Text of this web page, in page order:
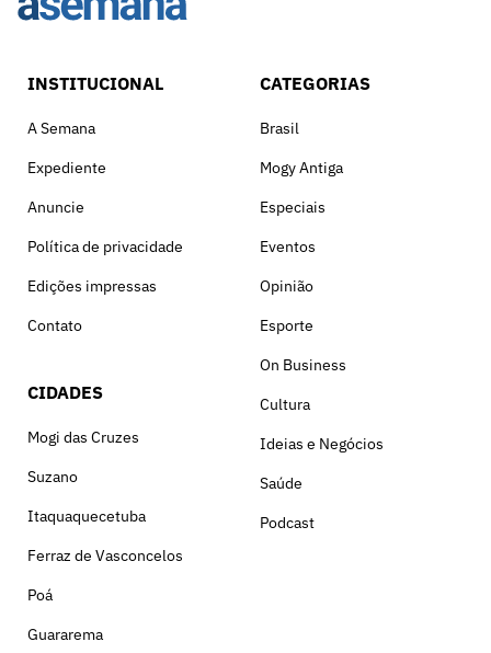
INSTITUCIONAL
A Semana
Expediente
Anuncie
Política de privacidade
Edições impressas
Contato
CIDADES
Mogi das Cruzes
Suzano
Itaquaquecetuba
Ferraz de Vasconcelos
Poá
Guararema
CATEGORIAS
Brasil
Mogy Antiga
Especiais
Eventos
Opinião
Esporte
On Business
Cultura
Ideias e Negócios
Saúde
Podcast